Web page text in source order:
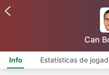
Can
Info Estatísticas de